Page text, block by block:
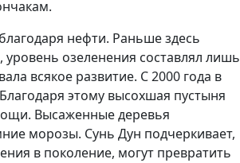
нефти. Раньше здесь
озеленения составлял лишь
всякое развитие. С 2000 года в
этому высохшая пустыня
Высаженные деревья
морозы. Сунь Дун подчеркивает,
в поколение, могут превратить